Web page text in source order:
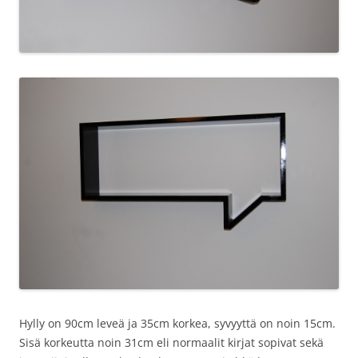
Hylly on 90cm leveä ja 35cm korkea, syvyyttä on noin 15cm.
Sisä korkeutta noin 31cm eli normaalit kirjat sopivat sekä